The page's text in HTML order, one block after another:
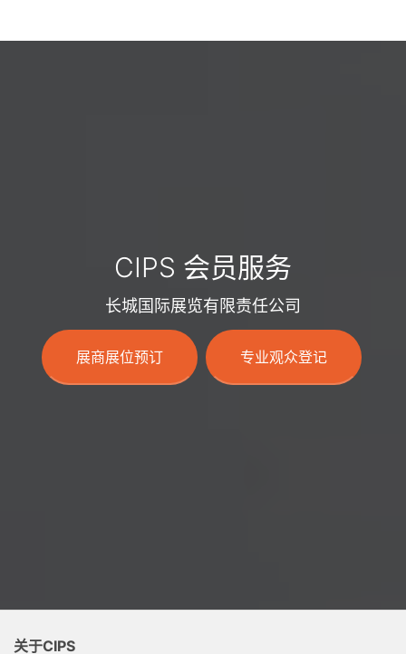
CIPS 会员服务
长城国际展览有限责任公司
展商展位预订 专业观众登记
关于CIPS